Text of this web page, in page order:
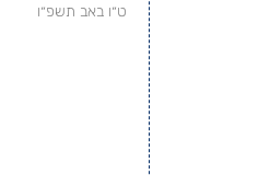
ט״ו באב תשפ״ו